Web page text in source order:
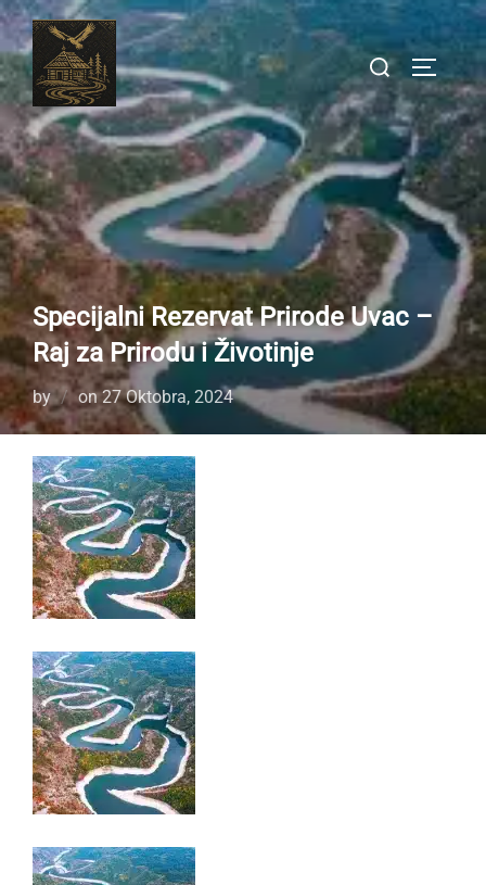
Skip
to
content
Search
for:
Specijalni Rezervat Prirode Uvac –
Raj za Prirodu i Životinje
by onPosted
on
27 Oktobra, 2024